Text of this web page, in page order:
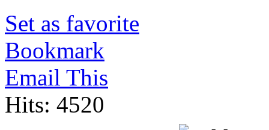
Set as favorite
Bookmark
Email This
Hits: 4520